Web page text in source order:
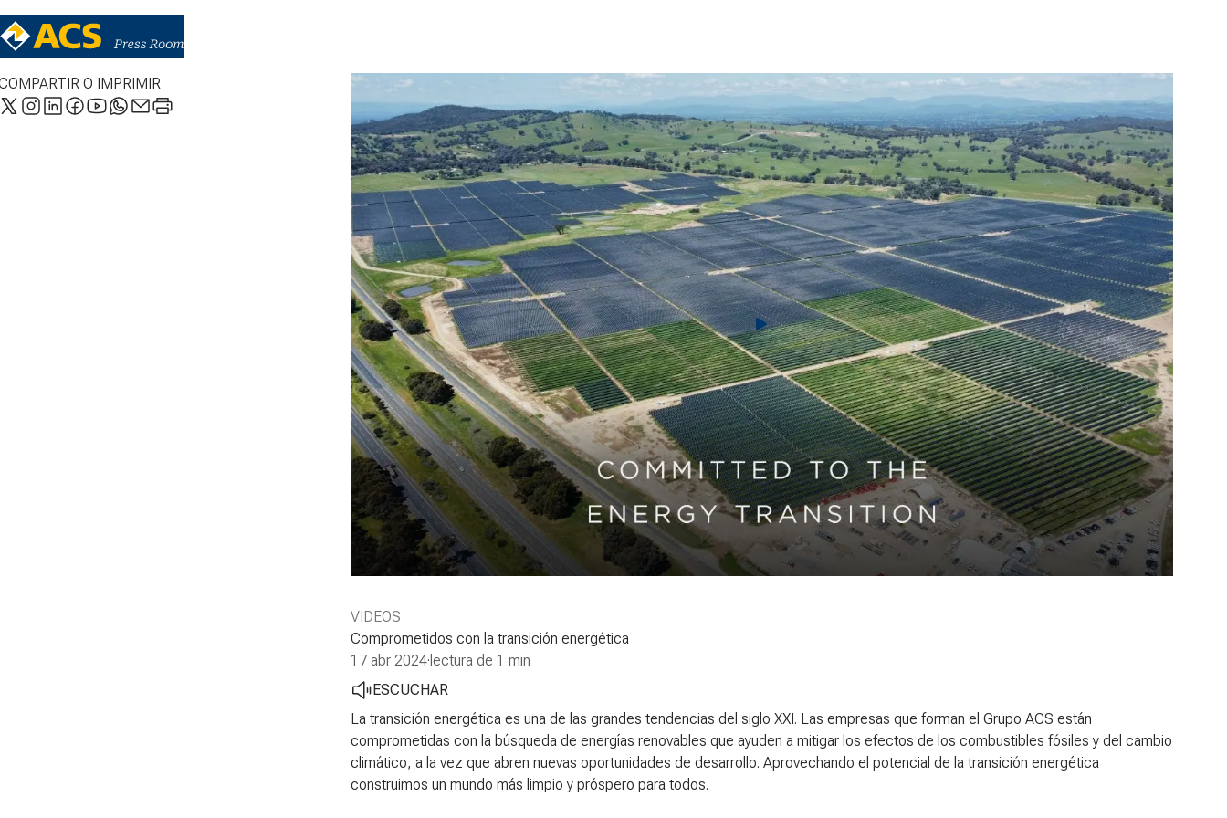
O IMPRIMIR
VIDEOS
Comprometidos con la transición energética
17 abr 2024· lectura de 1 min
ESCUCHAR
La transición energética es una de las grandes tendencias del siglo XXI. Las empresas que forman el Grupo ACS están
comprometidas con la búsqueda de energías renovables que ayuden a mitigar los efectos de los combustibles fósiles y del cambio
climático, a la vez que abren nuevas oportunidades de desarrollo. Aprovechando el potencial de la transición energética
construimos un mundo más limpio y próspero para todos.